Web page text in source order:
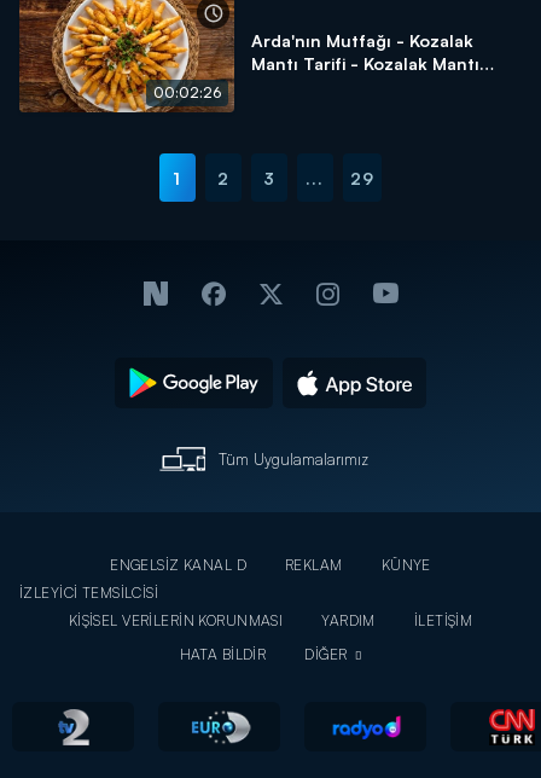
00:02:26
Arda'nın Mutfağı - Kozalak
Mantı Tarifi - Kozalak Mantı
1 2 3 ... 29
Tüm Uygulamalarımız
ENGELSİZ KANAL D REKLAM
KÜNYE
İZLEYİCİ TEMSİLCİSİ
KİŞİSEL VERİLERİN KORUNMASI
YARDIM
İLETİŞİM
HATA BİLDİR
DİĞER